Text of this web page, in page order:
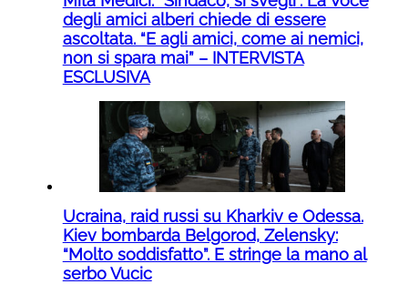
degli amici alberi chiede di essere
ascoltata. “E agli amici, come ai nemici,
non si spara mai” – INTERVISTA
ESCLUSIVA
Ucraina, raid russi su Kharkiv e Odessa.
Kiev bombarda Belgorod, Zelensky:
“Molto soddisfatto”. E stringe la mano al
serbo Vucic